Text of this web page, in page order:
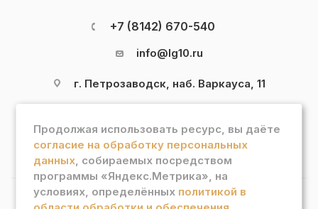
+7 (8142) 670-540
info@lg10.ru
г. Петрозаводск, наб. Варкауса, 11
Продолжая использовать ресурс, вы даёте
согласие на обработку персональных
данных, собираемых посредством
программы «Яндекс.Метрика», на
условиях, определённых политикой в